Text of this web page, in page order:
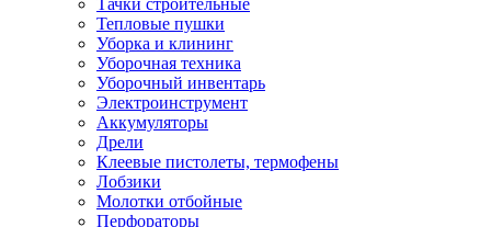
Тепловые пушки
Уборка и клининг
Уборочная техника
Уборочный инвентарь
Электроинструмент
Аккумуляторы
Дрели
Клеевые пистолеты, термофены
Лобзики
Молотки отбойные
Перфораторы